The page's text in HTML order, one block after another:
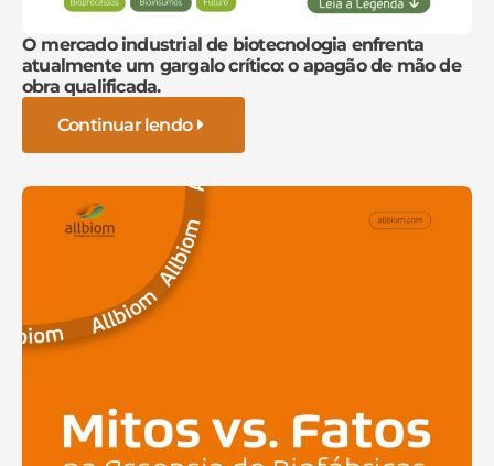
O mercado industrial de biotecnologia enfrenta
atualmente um gargalo crítico: o apagão de mão de
obra qualificada.
Continuar lendo